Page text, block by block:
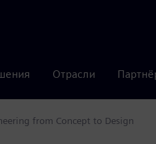
Отрасли
from Concept to Design